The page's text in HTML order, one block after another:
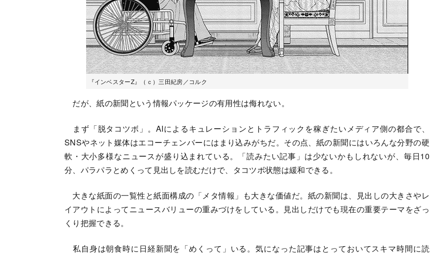
『インベスターZ』（ｃ）三田紀房／コルク
だが、紙の新聞という情報パッケージの有用性は侮れない。
まず「脱タコツボ」。AIによるキュレーションとトラフィックを稼ぎたいメディア側の都合で、
SNSやネット媒体はエコーチェンバーにはまり込みがちだ。その点、紙の新聞にはいろんな分野の硬
軟・大小多様なニュースが盛り込まれている。「読みたい記事」は少ないかもしれないが、毎日10
分、パラパラとめくって見出しを読むだけで、タコツボ状態は緩和できる。
大きな紙面の一覧性と紙面構成の「メタ情報」も大きな価値だ。紙の新聞は、見出しの大きさやレ
イアウトによってニュースバリューの重みづけをしている。見出しだけでも現在の重要テーマをざっ
くり把握できる。
私自身は朝食時に日経新聞を「めくって」いる。気になった記事はとっておいてスキマ時間に読